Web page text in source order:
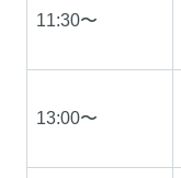
11:30〜
13:00〜